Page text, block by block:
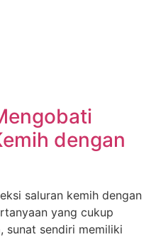
dengan
saluran kemih dengan
yang cukup
sunat sendiri memiliki